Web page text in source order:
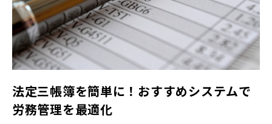
法定三帳簿を簡単に！おすすめシステムで
労務管理を最適化